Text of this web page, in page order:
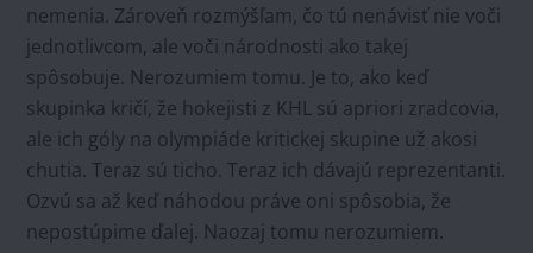
nemenia. Zároveň rozmýšľam, čo tú nenávisť nie voči
jednotlivcom, ale voči národnosti ako takej
spôsobuje. Nerozumiem tomu. Je to, ako keď
skupinka kričí, že hokejisti z KHL sú apriori zradcovia,
ale ich góly na olympiáde kritickej skupine už akosi
chutia. Teraz sú ticho. Teraz ich dávajú reprezentanti.
Ozvú sa až keď náhodou práve oni spôsobia, že
nepostúpime ďalej. Naozaj tomu nerozumiem.